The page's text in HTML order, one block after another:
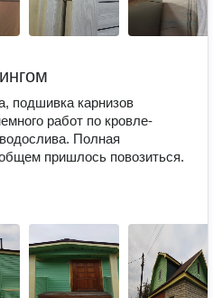
подшивка карнизов
работ по кровле-
Полная
пришлось повозиться.